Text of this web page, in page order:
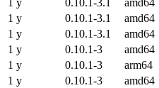
1 y
0.10.1-3.1 amd64
1 y
0.10.1-3.1 amd64
1 y
0.10.1-3.1 amd64
1 y
0.10.1-3 amd64
1 y
0.10.1-3 arm64
1 y
0.10.1-3 amd64